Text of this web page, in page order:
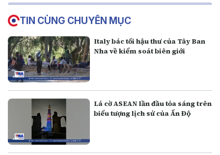
TIN CÙNG CHUYÊN MỤC
Italy bác tối hậu thư của Tây Ban
Nha về kiểm soát biên giới
Lá cờ ASEAN lần đầu tỏa sáng trên
biểu tượng lịch sử của Ấn Độ